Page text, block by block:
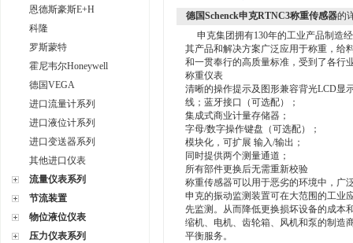
恩德斯豪斯E+H
科隆
罗斯蒙特
霍尼韦尔Honeywell
德国VEGA
进口流量计系列
进口液位计系列
进口变送器系列
其他进口仪表
流量仪表系列
节流装置
物位液位仪表
压力仪表系列
德国Schenck申克RTNC3称重传感器的
申克集团拥有130年的工业产品制造
其产品和解决方案广泛应用于称重，给
和一贯奉行的高质量标准，受到了各行
称重仪表
清晰的操作提示及图形兼容背光LCD显
线；蓝牙接口（可选配）；
集成式商业计量存储器；
字母/数字操作键盘（可选配）；
模块化，可扩展 输入/输出；
同时提供两个测量通道；
所有部件更换后无需重新校验
称重传感器可以用于恶劣的环境中，广
申克的振动监测装置可在大范围的工业
先监测。从而降低更换损坏设备的成本
缩机、电机、齿轮箱、风机和泵的制造
平衡服务。